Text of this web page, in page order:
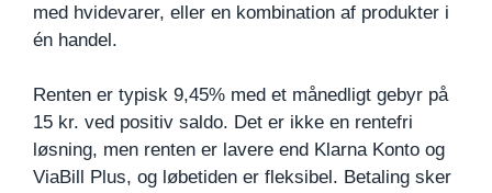
med hvidevarer, eller en kombination af produkter i
én handel.
Renten er typisk 9,45% med et månedligt gebyr på
15 kr. ved positiv saldo. Det er ikke en rentefri
løsning, men renten er lavere end Klarna Konto og
ViaBill Plus, og løbetiden er fleksibel. Betaling sker